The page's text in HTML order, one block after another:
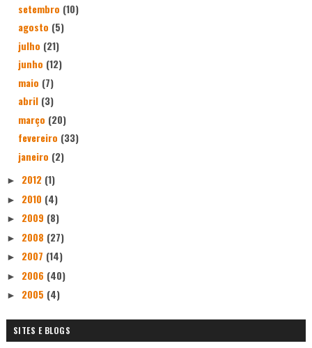
setembro (10)
agosto (5)
julho (21)
junho (12)
maio (7)
abril (3)
março (20)
fevereiro (33)
janeiro (2)
► 2012 (1)
► 2010 (4)
► 2009 (8)
► 2008 (27)
► 2007 (14)
► 2006 (40)
► 2005 (4)
SITES E BLOGS